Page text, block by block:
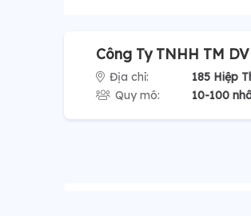
Công Ty TNHH TM
Địa chỉ:
185 Hiệp
Quy mô:
10-100